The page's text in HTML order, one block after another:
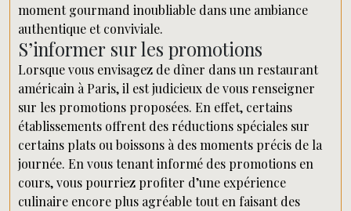
moment gourmand inoubliable dans une ambiance
authentique et conviviale.
S’informer sur les promotions
Lorsque vous envisagez de dîner dans un restaurant
américain à Paris, il est judicieux de vous renseigner
sur les promotions proposées. En effet, certains
établissements offrent des réductions spéciales sur
certains plats ou boissons à des moments précis de la
journée. En vous tenant informé des promotions en
cours, vous pourriez profiter d’une expérience
culinaire encore plus agréable tout en faisant des